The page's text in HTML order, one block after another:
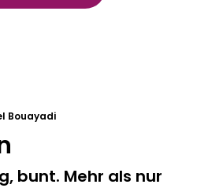
Bouayadi
bunt. Mehr als nur